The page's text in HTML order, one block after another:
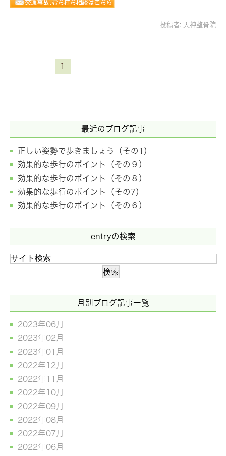
投稿者: 天神整骨院
1
最近のブログ記事
正しい姿勢で歩きましょう（その1）
効果的な歩行のポイント（その９）
効果的な歩行のポイント（その８）
効果的な歩行のポイント（その7）
効果的な歩行のポイント（その６）
entryの検索
月別ブログ記事一覧
2023年06月
2023年02月
2023年01月
2022年12月
2022年11月
2022年10月
2022年09月
2022年08月
2022年07月
2022年06月